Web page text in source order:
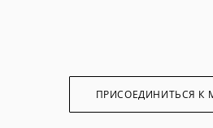
ПРИСОЕДИНИТЬСЯ К